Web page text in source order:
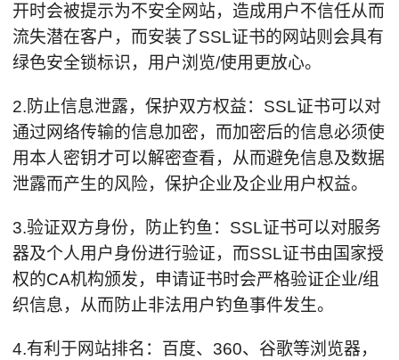
开时会被提示为不安全网站，造成用户不信任从而
流失潜在客户，而安装了SSL证书的网站则会具有
绿色安全锁标识，用户浏览/使用更放心。
2.防止信息泄露，保护双方权益：SSL证书可以对
通过网络传输的信息加密，而加密后的信息必须使
用本人密钥才可以解密查看，从而避免信息及数据
泄露而产生的风险，保护企业及企业用户权益。
3.验证双方身份，防止钓鱼：SSL证书可以对服务
器及个人用户身份进行验证，而SSL证书由国家授
权的CA机构颁发，申请证书时会严格验证企业/组
织信息，从而防止非法用户钓鱼事件发生。
4.有利于网站排名：百度、360、谷歌等浏览器，